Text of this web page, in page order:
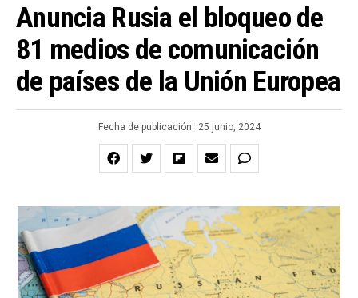
Anuncia Rusia el bloqueo de
81 medios de comunicación
de países de la Unión Europea
Fecha de publicación: 25 junio, 2024